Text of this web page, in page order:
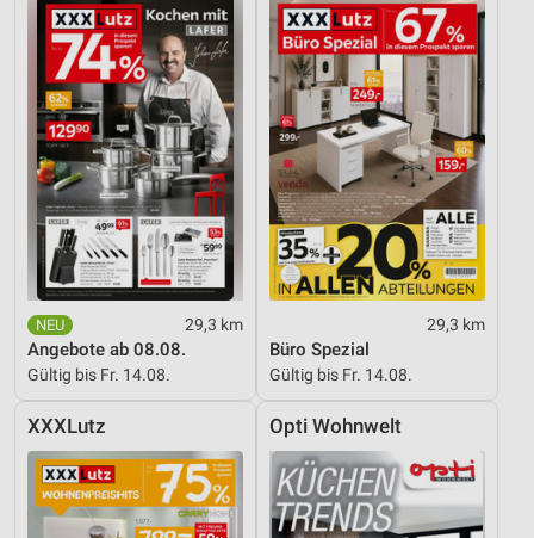
29,3 km
Angebote ab 08.08.
Gültig bis Fr. 14.08.
29,3 km
Büro Spezial
Gültig bis Fr. 14.08.
XXXLutz Opti Wohnwelt
Entwicklung und Verbesserung der Angebote
Verwendung reduzierter Daten zur Auswahl von
Inhalten
IAB-Besonderheiten:
Verwendung genauer Standortdaten
Geräte anhand von aktiv angeforderten
Informationen identifizieren
Nicht-IAB-Verarbeitungszwecke:
Notwendig
Performance
Funktional
Werbung